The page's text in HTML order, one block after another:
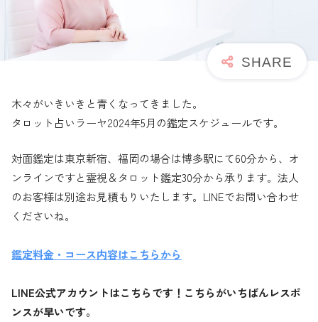
木々がいきいきと青くなってきました。
タロット占いラーヤ2024年5月の鑑定スケジュールです。
対面鑑定は東京新宿、福岡の場合は博多駅にて60分から、オ
ンラインですと霊視＆タロット鑑定30分から承ります。法人
のお客様は別途お見積もりいたします。LINEでお問い合わせ
くださいね。
鑑定料金・コース内容はこちらから
LINE公式アカウントはこちらです！こちらがいちばんレスポ
ンスが早いです。